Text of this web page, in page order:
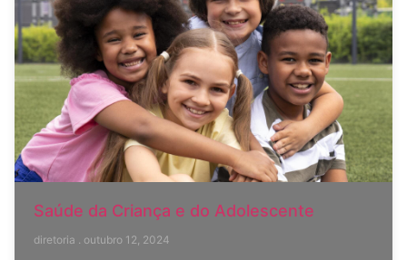
Saúde da Criança e do Adolescente
diretoria outubro 12, 2024